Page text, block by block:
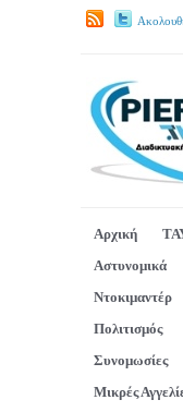
Αρχική
Αστυνομικά
Ντοκιμαντέρ
Πολιτισμός
Συνομωσίες
Μικρές